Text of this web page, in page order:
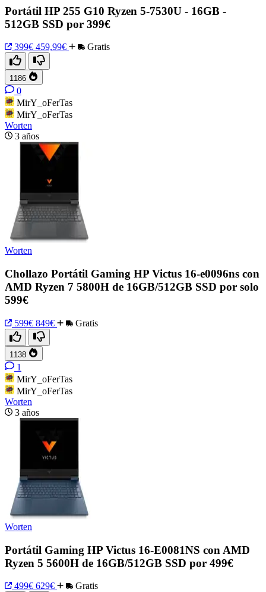
Portátil HP 255 G10 Ryzen 5-7530U - 16GB -
512GB SSD por 399€
399€ 459,99€ Gratis
1186
0
MirY_oFerTas
MirY_oFerTas
Worten
3 años
Worten
Chollazo Portátil Gaming HP Victus 16-e0096ns con
AMD Ryzen 7 5800H de 16GB/512GB SSD por solo
599€
599€ 849€ Gratis
1138
1
MirY_oFerTas
MirY_oFerTas
Worten
3 años
Worten
Portátil Gaming HP Victus 16-E0081NS con AMD
Ryzen 5 5600H de 16GB/512GB SSD por 499€
499€ 629€ Gratis